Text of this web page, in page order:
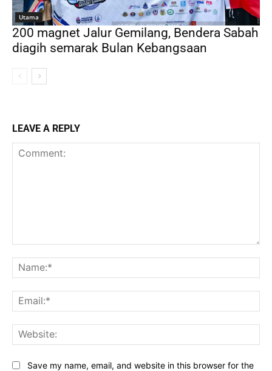
Utama
200 magnet Jalur Gemilang, Bendera Sabah
diagih semarak Bulan Kebangsaan
LEAVE A REPLY
Save my name, email, and website in this browser for the